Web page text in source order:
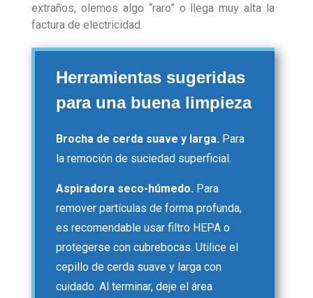
extraños, olemos algo “raro” o llega muy alta la
factura de electricidad.
Herramientas sugeridas
para una buena limpieza
Brocha de cerda suave y larga. Para
la remoción de suciedad superficial.
Aspiradora seco-húmedo. Para
remover partículas de forma profunda,
es recomendable usar filtro HEPA o
protegerse con cubrebocas. Utilice el
cepillo de cerda suave y larga con
cuidado. Al terminar, deje el área